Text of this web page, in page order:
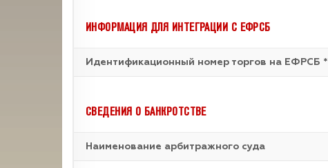
ИНФОРМАЦИЯ ДЛЯ ИНТЕГРАЦИИ С ЕФРСБ
Идентификационный номер торгов на ЕФРСБ *
СВЕДЕНИЯ О БАНКРОТСТВЕ
Наименование арбитражного суда